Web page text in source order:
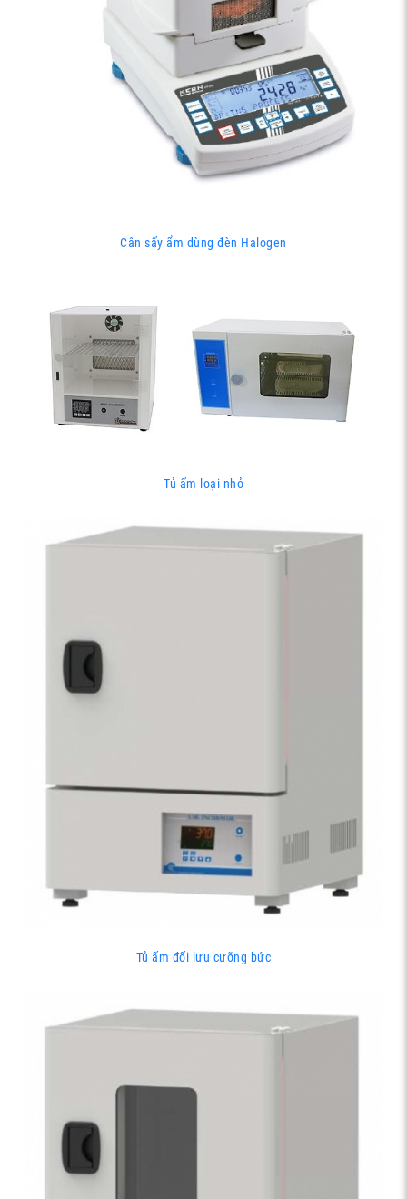
Cân sấy ẩm dùng đèn Halogen
Tủ ấm loại nhỏ
Tủ ấm đối lưu cưỡng bức